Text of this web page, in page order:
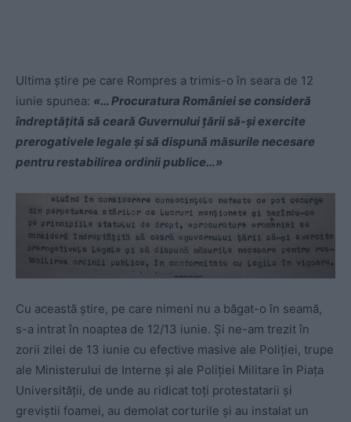
Ultima știre pe care Rompres a trimis-o în seara de 12
iunie spunea: «… Procuratura României se consideră
îndreptățită să ceară Guvernului țării să-și exercite
prerogativele legale și să dispună măsurile necesare
pentru restabilirea ordinii publice…»
Cu această știre, pe care nimeni nu a băgat-o în seamă,
s-a intrat în noaptea de 12/13 iunie. Și ne-am trezit în
zorii zilei de 13 iunie cu efective masive ale Poliției, trupe
ale Ministerului de Interne și ale Poliției Militare în Piața
Universității, de unde au ridicat toți protestatarii și
greviștii foamei, au demolat corturile și au instalat un